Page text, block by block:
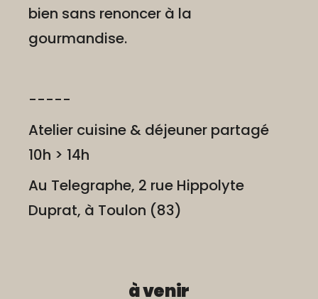
bien sans renoncer à la
gourmandise.
-----
Atelier cuisine & déjeuner partagé
10h > 14h
Au Telegraphe, 2 rue Hippolyte
Duprat, à Toulon (83)
à venir